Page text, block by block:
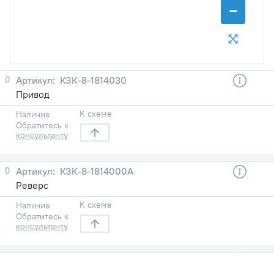
−
0
КЗК-8-1814030
Привод
Наличие
Обратитесь к
консультанту
К схеме
0
КЗК-8-1814000А
Реверс
Наличие
Обратитесь к
консультанту
К схеме